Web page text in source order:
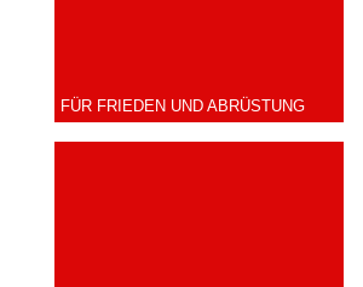
FÜR FRIEDEN UND ABRÜSTUNG